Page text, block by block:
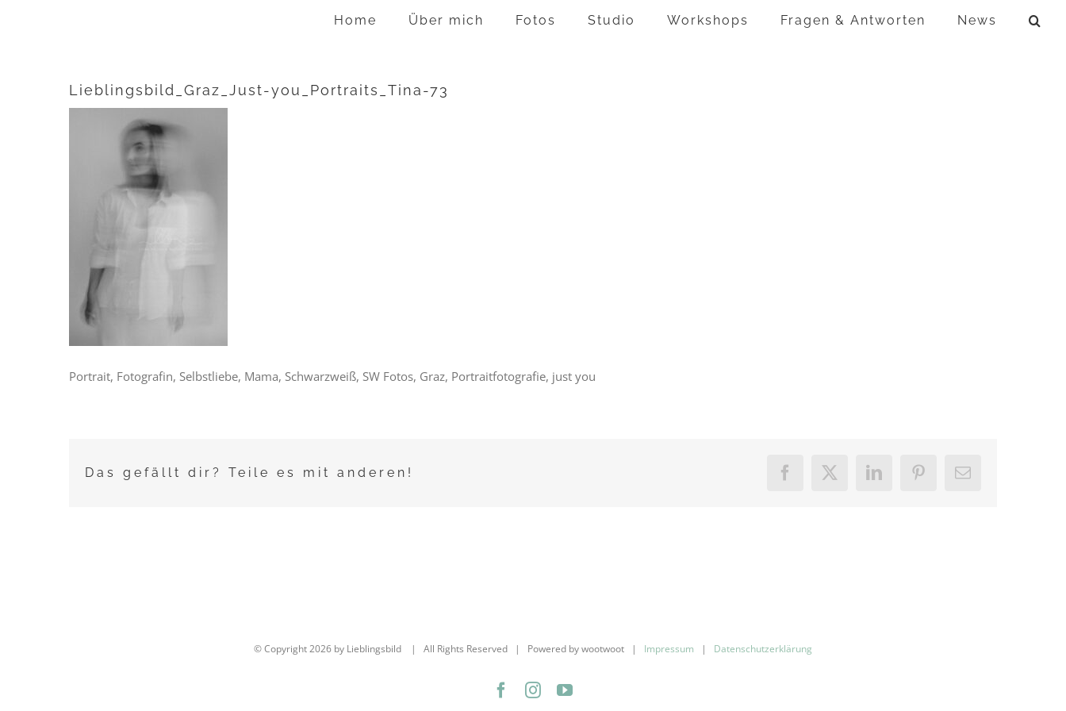
Home Über mich Fotos Studio Workshops Fragen & Antworten News
Lieblingsbild_Graz_Just-you_Portraits_Tina-73
Portrait, Fotografin, Selbstliebe, Mama, Schwarzweiß, SW Fotos, Graz, Portraitfotografie, just you
Das gefällt dir? Teile es mit anderen! Facebook
X LinkedInPinterest
E-
© Copyright2026 by Lieblingsbild | All Rights Reserved | Powered by wootwoot | Impressum | Datenschutzerklärung
Facebook
InstagramYouTube